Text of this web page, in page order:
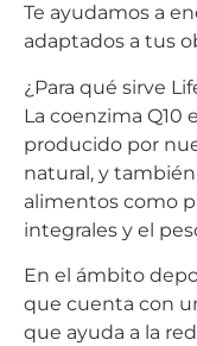
Te ayudamos a
adaptados a tus
¿Para qué sirve
La coenzima Q10
producido por
natural, y
alimentos como
integrales y el
En el ámbito
que cuenta con
que ayuda a la